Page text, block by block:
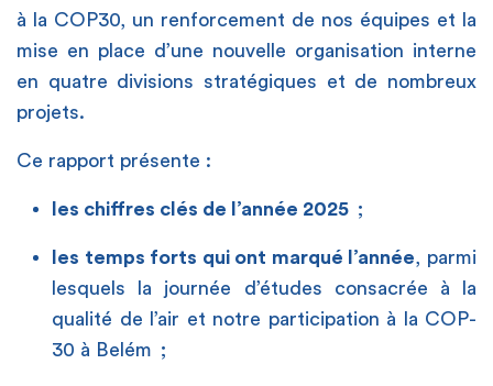
à la COP30, un renforcement de nos équipes et la
mise en place d’une nouvelle organisation interne
en quatre divisions stratégiques et de nombreux
projets.
Ce rapport présente :
les chiffres clés de l’année 2025 ;
les temps forts qui ont marqué l’année , parmi
lesquels la journée d’études consacrée à la
qualité de l’air et notre participation à la COP-
30 à Belém ;